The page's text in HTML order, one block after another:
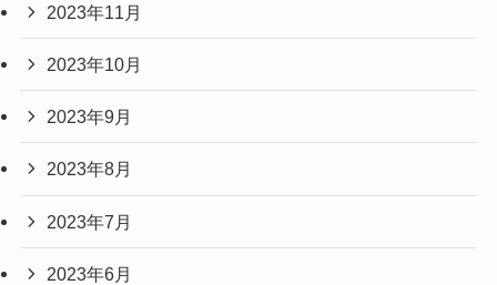
2023年11月
2023年10月
2023年9月
2023年8月
2023年7月
2023年6月